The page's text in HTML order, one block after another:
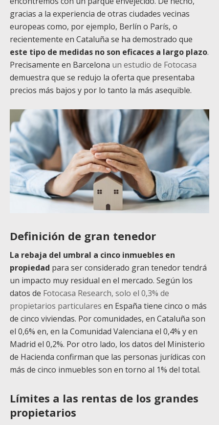
gracias a la experiencia de otras ciudades vecinas
europeas como, por ejemplo, Berlín o París, o
recientemente en Cataluña se ha demostrado que
este tipo de medidas no son eficaces a largo plazo.
Precisamente en Barcelona un estudio de Fotocasa
demuestra que se redujo la oferta que presentaba
precios más bajos y por lo tanto la más asequible.
Definición de gran tenedor
La rebaja del umbral a cinco inmuebles en
propiedad para ser considerado gran tenedor tendrá
un impacto muy residual en el mercado. Según los
datos de Fotocasa Research, solo el 0,3% de
propietarios particulares en España tiene cinco o más
de cinco viviendas. Por comunidades, en Cataluña son
el 0,6% en, en la Comunidad Valenciana el 0,4% y en
Madrid el 0,2%. Por otro lado, los datos del Ministerio
de Hacienda confirman que las personas jurídicas con
más de cinco inmuebles son en torno al 1% del total.
Límites a las rentas de los grandes
propietarios